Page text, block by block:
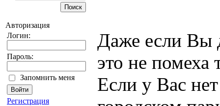
Авторизация
Логин:
Пароль:
Запомнить меня
Регистрация
Даже если Вы
это не помеха
Если у Вас